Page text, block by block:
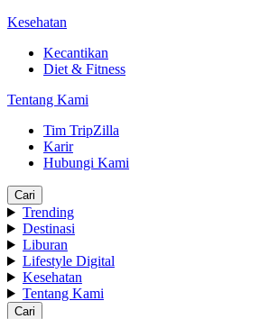
Kesehatan
Kecantikan
Diet & Fitness
Tentang Kami
Tim TripZilla
Karir
Hubungi Kami
Cari
Trending
Destinasi
Liburan
Lifestyle Digital
Kesehatan
Tentang Kami
Cari